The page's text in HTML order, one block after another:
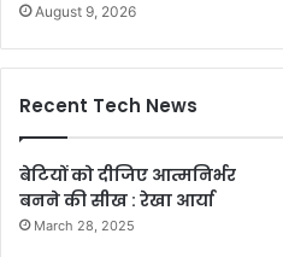
August 9, 2026
Recent Tech News
बेटियों को दीजिए आत्मनिर्भर
बनने की सीख : रेखा आर्या
March 28, 2025